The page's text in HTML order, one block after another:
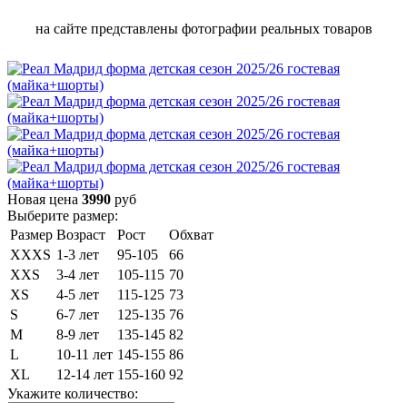
на сайте представлены фотографии реальных товаров
Новая цена 3990 руб
Выберите размер:
Размер Возраст Рост
Обхват
XXXS 1-3 лет 95-105
66
XXS
3-4 лет 105-115 70
XS
4-5 лет 115-125 73
S
6-7 лет 125-135 76
M
8-9 лет 135-145 82
L
10-11 лет 145-155 86
XL
12-14 лет 155-160 92
Укажите количество: